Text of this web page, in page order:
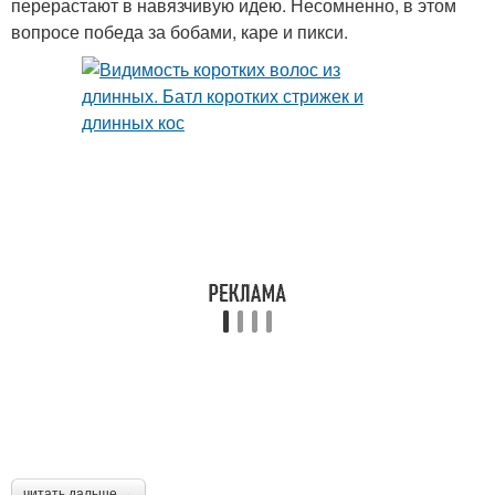
вопросе победа за бобами, каре и пикси.